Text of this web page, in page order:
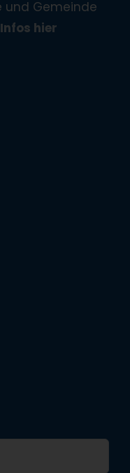
und Gemeinde
hier